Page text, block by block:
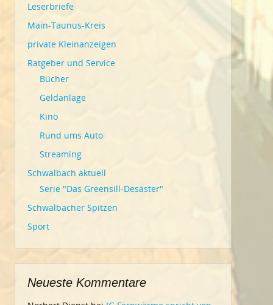
Leserbriefe
Main-Taunus-Kreis
private Kleinanzeigen
Ratgeber und Service
Bücher
Geldanlage
Kino
Rund ums Auto
Streaming
Schwalbach aktuell
Serie "Das Greensill-Desaster"
Schwalbacher Spitzen
Sport
Neueste Kommentare